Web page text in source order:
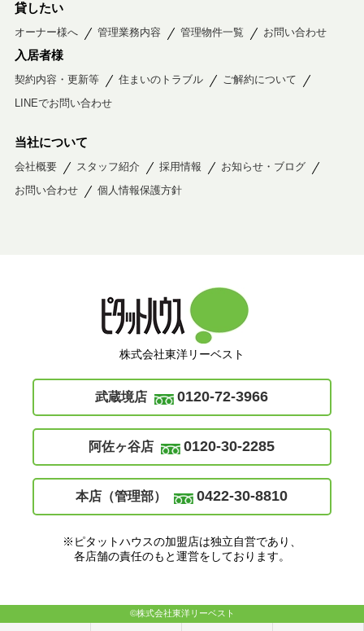
貸したい
オーナー様へ 管理業務内容 管理物件一覧 お問い合わせ
入居者様
契約内容・更新等 住まいのトラブル
ご解約について
LINEでお問い合わせ
当社について
会社概要 スタッフ紹介 採用情報
お知らせ・ブログ
お問い合わせ
個人情報保護方針
株式会社東洋リーベスト
武蔵境店 0120-72-3966
阿佐ヶ谷店 0120-30-2285
本店（管理部） 0422-30-8810
※ピタットハウスの加盟店は独立自営であり、
各店舗の責任のもと運営をしております。
©株式会社東洋リーベスト